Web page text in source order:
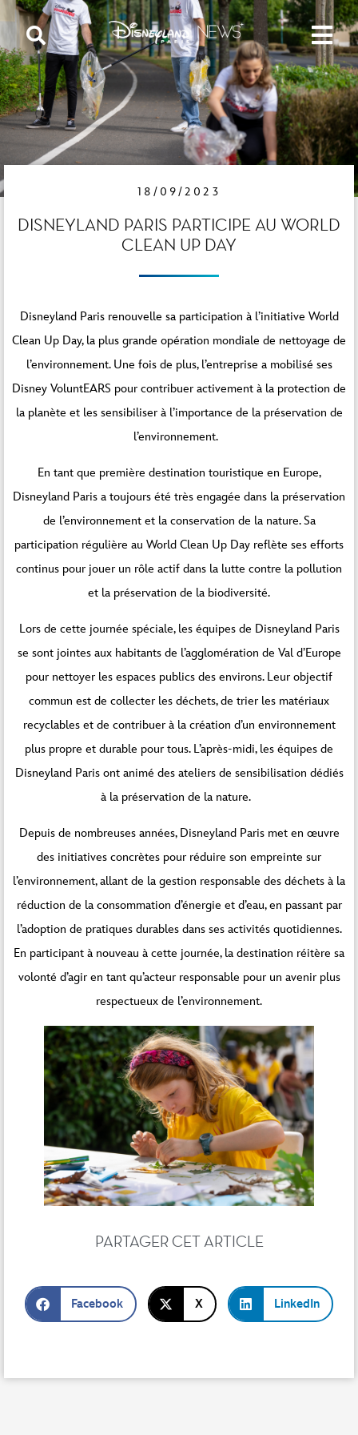
18/09/2023
DISNEYLAND PARIS PARTICIPE AU WORLD
CLEAN UP DAY
Disneyland Paris renouvelle sa participation à l’initiative World
Clean Up Day, la plus grande opération mondiale de nettoyage de
l’environnement. Une fois de plus, l’entreprise a mobilisé ses
Disney VoluntEARS pour contribuer activement à la protection de
la planète et les sensibiliser à l’importance de la préservation de
l’environnement.
En tant que première destination touristique en Europe,
Disneyland Paris a toujours été très engagée dans la préservation
de l’environnement et la conservation de la nature. Sa
participation régulière au World Clean Up Day reflète ses efforts
continus pour jouer un rôle actif dans la lutte contre la pollution
et la préservation de la biodiversité.
Lors de cette journée spéciale, les équipes de Disneyland Paris
se sont jointes aux habitants de l’agglomération de Val d’Europe
pour nettoyer les espaces publics des environs. Leur objectif
commun est de collecter les déchets, de trier les matériaux
recyclables et de contribuer à la création d’un environnement
plus propre et durable pour tous. L’après-midi, les équipes de
Disneyland Paris ont animé des ateliers de sensibilisation dédiés
à la préservation de la nature.
Depuis de nombreuses années, Disneyland Paris met en œuvre
des initiatives concrètes pour réduire son empreinte sur
l’environnement, allant de la gestion responsable des déchets à la
réduction de la consommation d’énergie et d’eau, en passant par
l’adoption de pratiques durables dans ses activités quotidiennes.
En participant à nouveau à cette journée, la destination réitère sa
volonté d’agir en tant qu’acteur responsable pour un avenir plus
respectueux de l’environnement.
PARTAGER CET ARTICLE
Facebook X LinkedIn